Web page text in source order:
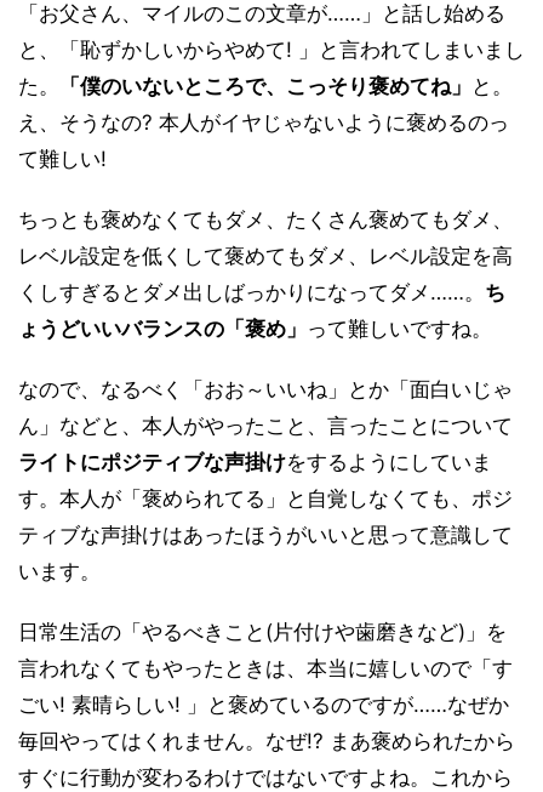
「お父さん、マイルのこの文章が……」と話し始める
と、「恥ずかしいからやめて! 」と言われてしまいまし
た。
「僕のいないところで、こっそり褒めてね」 と。
え、そうなの? 本人がイヤじゃないように褒めるのっ
て難しい!
ちっとも褒めなくてもダメ、たくさん褒めてもダメ、
レベル設定を低くして褒めてもダメ、レベル設定を高
くしすぎるとダメ出しばっかりになってダメ……。 ち
ょうどいいバランスの「褒め」 って難しいですね。
なので、なるべく「おお～いいね」とか「面白いじゃ
ん」などと、本人がやったこと、言ったことについて
ライトにポジティブな声掛けをするようにしていま
す。本人が「褒められてる」と自覚しなくても、ポジ
ティブな声掛けはあったほうがいいと思って意識して
います。
日常生活の「やるべきこと(片付けや歯磨きなど)」を
言われなくてもやったときは、本当に嬉しいので「す
ごい! 素晴らしい! 」と褒めているのですが……なぜか
毎回やってはくれません。なぜ!? まあ褒められたから
すぐに行動が変わるわけではないですよね。これから